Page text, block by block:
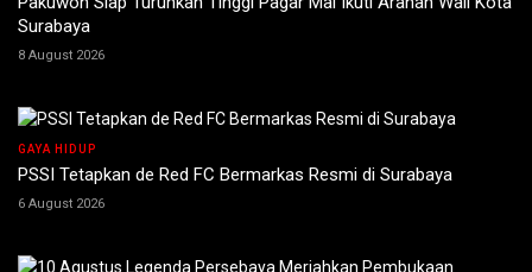
Surabaya
8 August 2026
GAYA HIDUP
PSSI Tetapkan de Red FC Bermarkas Resmi di Surabaya
6 August 2026